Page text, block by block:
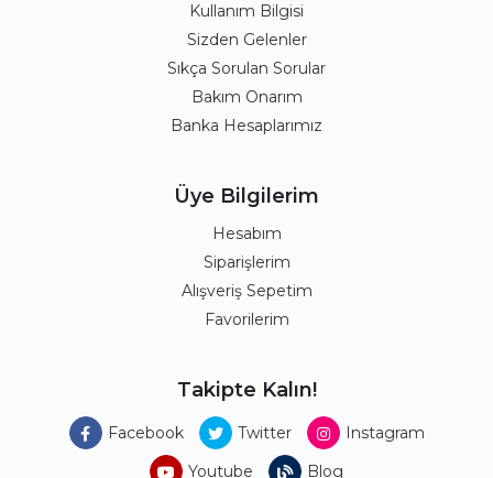
Kullanım Bilgisi
Sizden Gelenler
Sıkça Sorulan Sorular
Bakım Onarım
Banka Hesaplarımız
Üye Bilgilerim
Hesabım
Siparişlerim
Alışveriş Sepetim
Favorilerim
Takipte Kalın!
Facebook Twitter
Instagram
Youtube
Blog